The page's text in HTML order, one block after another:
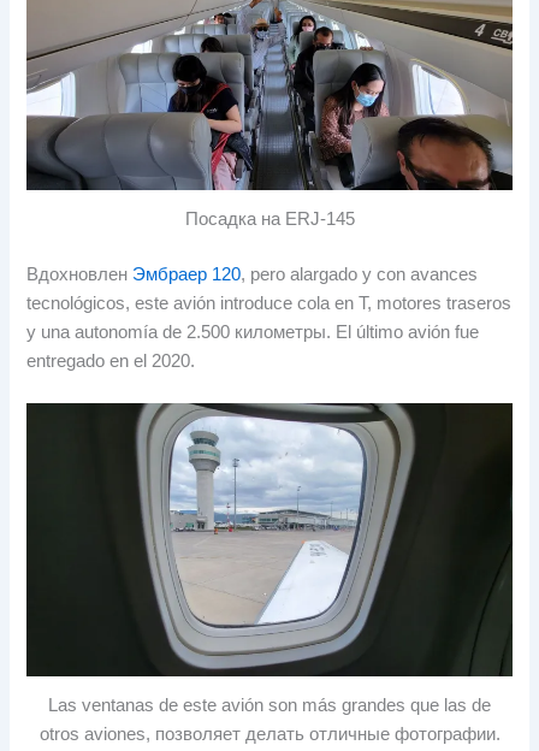
Посадка на ERJ-145
Вдохновлен Эмбраер 120, pero alargado y con avances
tecnológicos,este avión introduce cola en T, motores traseros
y una autonomía de 2.500 километры. El último avión fue
entregado en el 2020.
Las ventanas de este avión son más grandes que las de
otros aviones, позволяет делать отличные фотографии.